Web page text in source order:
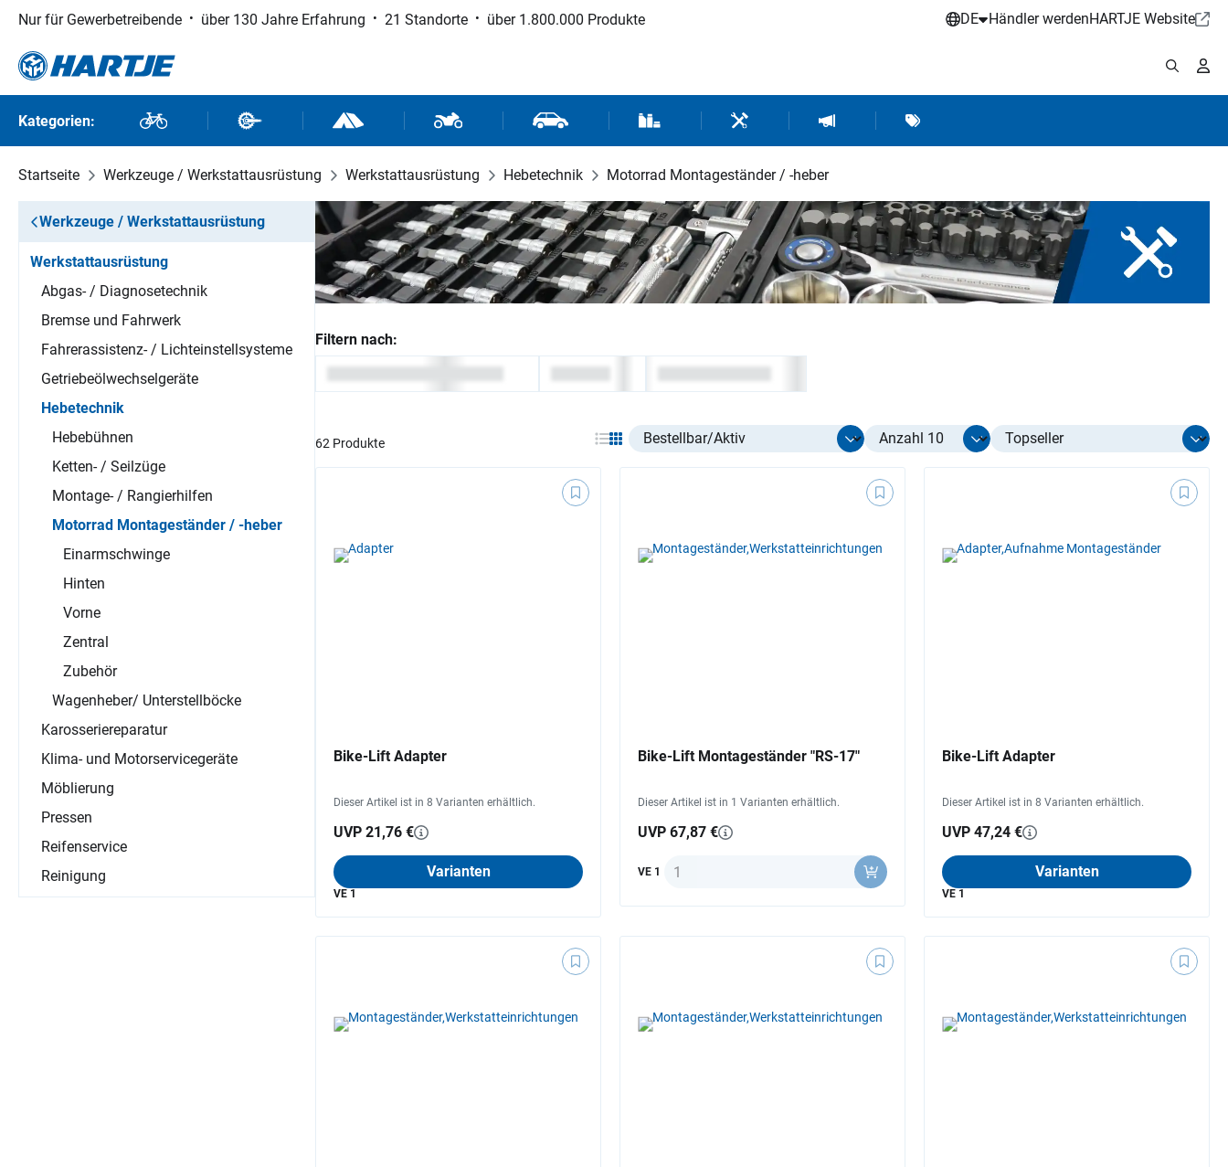
Hauptinhalt springen
Zur Suche springen
Zur Hauptnavigation springen
Nur für Gewerbetreibende über 130 Jahre Erfahrung 21 Standorte über 1.800.000 Produkte DE Händler werdenHARTJE Website
Kategorien: Fahrräder Fahrradteile Outdoor und SportMotorrad- und RollerteileFahrzeugteile und ZubehörVerbrauchsmaterial / Werkstattbedarf
Werkzeuge / Werkstattausrüstung
Hartje MarketingMarken
Startseite Werkzeuge / Werkstattausrüstung Werkstattausrüstung Hebetechnik Motorrad Montageständer / -heber
Werkzeuge / Werkstattausrüstung
Werkstattausrüstung
Abgas- / Diagnosetechnik
Bremse und Fahrwerk
Fahrerassistenz- / Lichteinstellsysteme
Getriebeölwechselgeräte
Hebetechnik
Hebebühnen
Ketten- / Seilzüge
Montage- / Rangierhilfen
Motorrad Montageständer / -heber
Einarmschwinge
Hinten
Vorne
Zentral
Zubehör
Wagenheber/ Unterstellböcke
Karosseriereparatur
Klima- und Motorservicegeräte
Möblierung
Pressen
Reifenservice
Reinigung
Filtern nach:
62 Produkte Select listing item type Select limit
Bike-Lift Adapter
Dieser Artikel ist in 8 Varianten erhältlich.
UVP 21,76 €
Varianten
VE 1
Bike-Lift Montageständer "RS-17"
Dieser Artikel ist in 1 Varianten erhältlich.
UVP 67,87 €
VE 1 Anzahl
Bike-Lift Adapter
Dieser Artikel ist in 8 Varianten erhältlich.
UVP 47,24 €
Varianten
VE 1